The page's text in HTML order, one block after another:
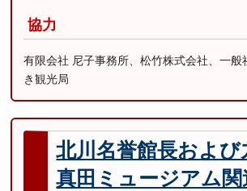
協力
有限会社 尼子事務所、松竹株式会社、一般
き観光局
北川名誉館長および
真田ミュージアム関